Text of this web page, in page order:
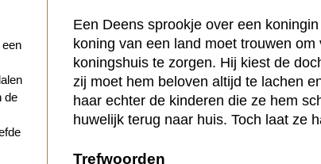
de
Een Deens sprookje over een
koning van een land moet trouwen
koningshuis te zorgen. Hij kiest de
zij moet hem beloven altijd te lachen
haar echter de kinderen die ze hem
huwelijk terug naar huis. Toch laat ze
Trefwoorden